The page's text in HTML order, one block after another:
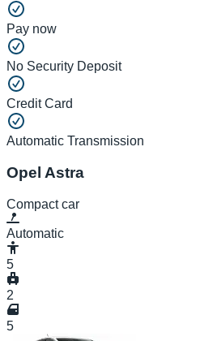
Pay now
No Security Deposit
Credit Card
Automatic Transmission
Opel Astra
Compact car
Automatic
5
2
5